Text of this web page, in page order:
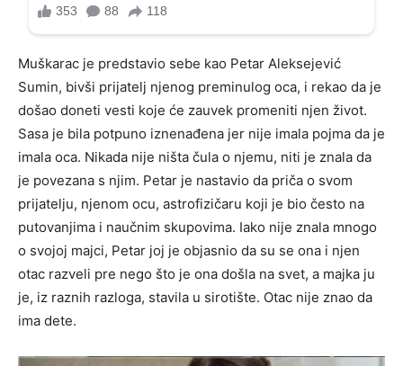
Muškarac je predstavio sebe kao Petar Aleksejević
Sumin, bivši prijatelj njenog preminulog oca, i rekao da je
došao doneti vesti koje će zauvek promeniti njen život.
Sasa je bila potpuno iznenađena jer nije imala pojma da je
imala oca. Nikada nije ništa čula o njemu, niti je znala da
je povezana s njim. Petar je nastavio da priča o svom
prijatelju, njenom ocu, astrofizičaru koji je bio često na
putovanjima i naučnim skupovima. Iako nije znala mnogo
o svojoj majci, Petar joj je objasnio da su se ona i njen
otac razveli pre nego što je ona došla na svet, a majka ju
je, iz raznih razloga, stavila u sirotište. Otac nije znao da
ima dete.